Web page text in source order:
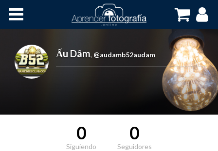
Cursos OnLine
Ấu Dâm, @audamb52audam
0
Siguiendo
0
Seguidores